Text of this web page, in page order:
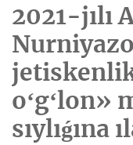
2021-jılı
oʻgʻlon»
sıylıǵına